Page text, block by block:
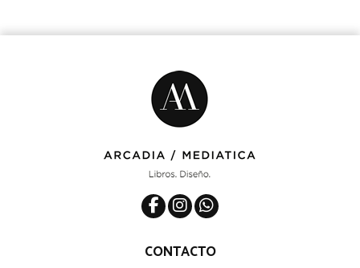
CONTACTO